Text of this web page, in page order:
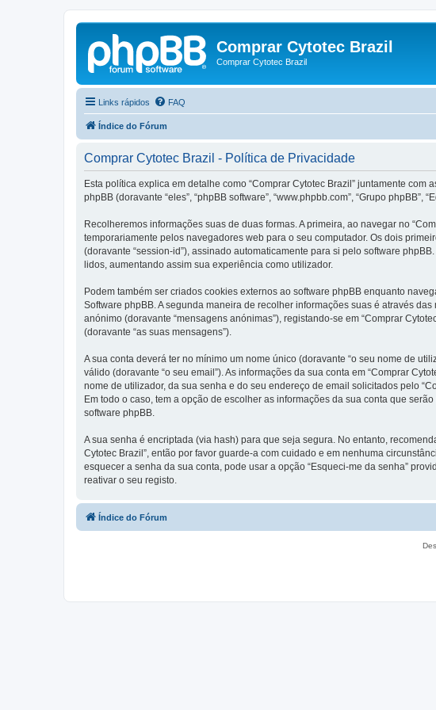
Comprar Cytotec Brazil
Comprar Cytotec Brazil
Links rápidos FAQ
Índice do Fórum
Comprar Cytotec Brazil - Política de Privacidade
Esta política explica em detalhe como “Comprar Cytotec Brazil” juntamente com
phpBB (doravante “eles”, “phpBB software”, “www.phpbb.com”, “Grupo
Recolheremos informações suas de duas formas. A primeira, ao navegar no
temporariamente pelos navegadores web para o seu computador. Os dois
(doravante “session-id”), assinado automaticamente para si pelo software
lidos, aumentando assim sua experiência como utilizador.
Podem também ser criados cookies externos ao software phpBB enquanto
Software phpBB. A segunda maneira de recolher informações suas é através
anónimo (doravante “mensagens anónimas”), registando-se em “Comprar
(doravante “as suas mensagens”).
A sua conta deverá ter no mínimo um nome único (doravante “o seu nome de
válido (doravante “o seu email”). As informações da sua conta em “Comprar
nome de utilizador, da sua senha e do seu endereço de email solicitados pelo
Em todo o caso, tem a opção de escolher as informações da sua conta que
software phpBB.
A sua senha é encriptada (via hash) para que seja segura. No entanto,
Cytotec Brazil”, então por favor guarde-a com cuidado e em nenhuma
esquecer a senha da sua conta, pode usar a opção “Esqueci-me da senha”
reativar o seu registo.
Índice do Fórum